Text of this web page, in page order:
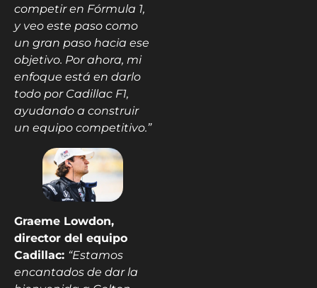
competir en Fórmula 1,
y veo este paso como
un gran paso hacia ese
objetivo. Por ahora, mi
enfoque está en darlo
todo por Cadillac F1,
ayudando a construir
un equipo competitivo.”
Graeme Lowdon,
director del equipo
Cadillac: “Estamos
encantados de dar la